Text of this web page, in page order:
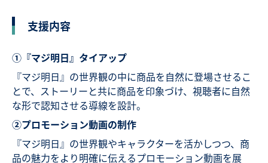
支援内容
①『マジ明日』タイアップ
『マジ明日』の世界観の中に商品を自然に登場させるこ
とで、ストーリーと共に商品を印象づけ、視聴者に自然
な形で認知させる導線を設計。
②プロモーション動画の制作
『マジ明日』の世界観やキャラクターを活かしつつ、商
品の魅力をより明確に伝えるプロモーション動画を展